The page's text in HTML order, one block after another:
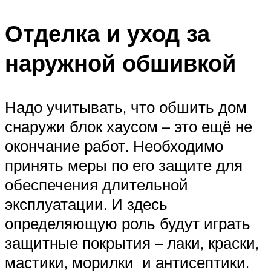
Отделка и уход за
наружной обшивкой
Надо учитывать, что обшить дом
снаружи блок хаусом – это ещё не
окончание работ. Необходимо
принять меры по его защите для
обеспечения длительной
эксплуатации. И здесь
определяющую роль будут играть
защитные покрытия – лаки, краски,
мастики, морилки и антисептики.